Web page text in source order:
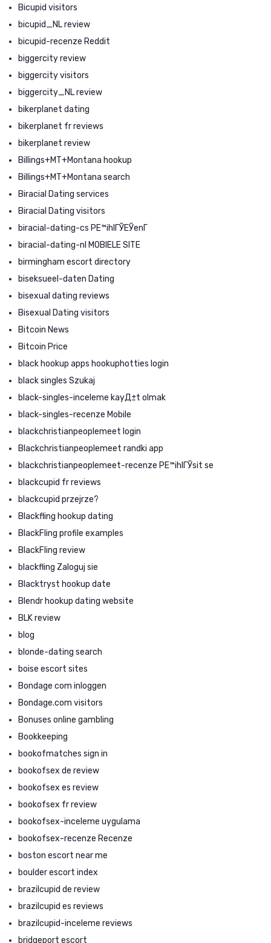
Bicupid visitors
bicupid_NL review
bicupid-recenze Reddit
biggercity review
biggercity visitors
biggercity_NL review
bikerplanet dating
bikerplanet fr reviews
bikerplanet review
Billings+MT+Montana hookup
Billings+MT+Montana search
Biracial Dating services
Biracial Dating visitors
biracial-dating-cs PЕ™ihlГЎЕЎenГ­
biracial-dating-nl MOBIELE SITE
birmingham escort directory
biseksueel-daten Dating
bisexual dating reviews
Bisexual Dating visitors
Bitcoin News
Bitcoin Price
black hookup apps hookuphotties login
black singles Szukaj
black-singles-inceleme kayД±t olmak
black-singles-recenze Mobile
blackchristianpeoplemeet login
Blackchristianpeoplemeet randki app
blackchristianpeoplemeet-recenze PЕ™ihlГЎsit se
blackcupid fr reviews
blackcupid przejrze?
Blackfling hookup dating
BlackFling profile examples
BlackFling review
blackfling Zaloguj sie
Blacktryst hookup date
Blendr hookup dating website
BLK review
blog
blonde-dating search
boise escort sites
Bondage com inloggen
Bondage.com visitors
Bonuses online gambling
Bookkeeping
bookofmatches sign in
bookofsex de review
bookofsex es review
bookofsex fr review
bookofsex-inceleme uygulama
bookofsex-recenze Recenze
boston escort near me
boulder escort index
brazilcupid de review
brazilcupid es reviews
brazilcupid-inceleme reviews
bridgeport escort